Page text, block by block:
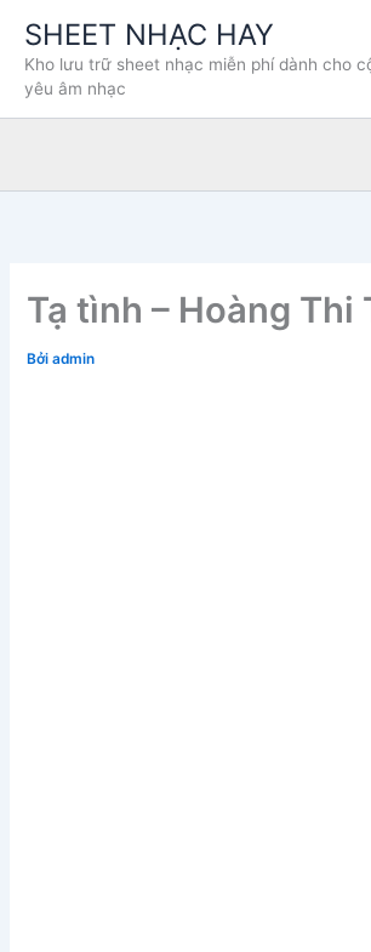
dung
SHEET NHẠC HAY
Kho lưu trữ sheet nhạc miễn phí dành cho
yêu âm nhạc
Tạ tình – Hoàng Thi
Bởiadmin